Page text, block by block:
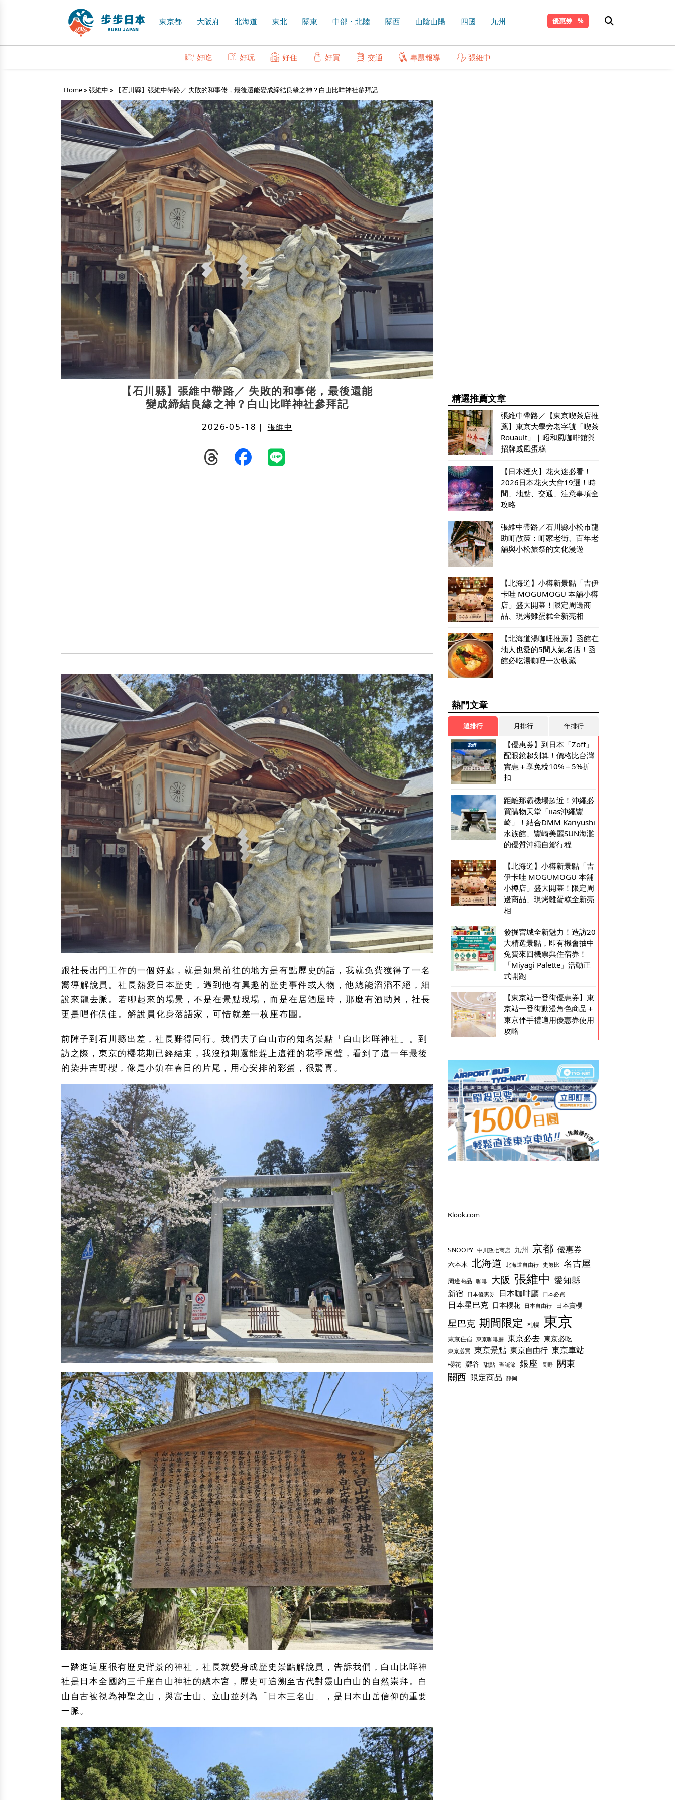
東京都 大阪府 北海道 東北 關東 中部・北陸 關西 山陰山陽 四國 九州 優惠券
好吃 好玩 好住 好買 交通 專題報導 張維中
Home» 張維中 » 【石川縣】張維中帶路／ 失敗的和事佬，最後還能變成締結良緣之神？白山比咩神社參拜記
【石川縣】張維中帶路／ 失敗的和事佬，最後還能
變成締結良緣之神？白山比咩神社參拜記
2026-05-18 ｜ 張維中
跟社長出門工作的一個好處，就是如果前往的地方是有點歷史的話，我就免費獲得了一名
嚮導解說員。社長熱愛日本歷史，遇到他有興趣的歷史事件或人物，他總能滔滔不絕，細
說來龍去脈。若聊起來的場景，不是在景點現場，而是在居酒屋時，那麼有酒助興，社長
更是唱作俱佳。解說員化身落語家，可惜就差一枚座布團。
前陣子到石川縣出差，社長難得同行。我們去了白山市的知名景點「白山比咩神社」。到
訪之際，東京的櫻花期已經結束，我沒預期還能趕上這裡的花季尾聲，看到了這一年最後
的染井吉野櫻，像是小鎮在春日的片尾，用心安排的彩蛋，很驚喜。
一踏進這座很有歷史背景的神社，社長就變身成歷史景點解說員，告訴我們，白山比咩神
社是日本全國約三千座白山神社的總本宮，歷史可追溯至古代對靈山白山的自然崇拜。白
山自古被視為神聖之山，與富士山、立山並列為「日本三名山」，是日本山岳信仰的重要
一脈。
精選推薦文章
張維中帶路／【東京喫茶店推
薦】東京大學旁老字號「喫茶
Rouault」｜昭和風咖啡館與
招牌戚風蛋糕
【日本煙火】花火迷必看！
2026日本花火大會19選！時
間、地點、交通、注意事項全
攻略
張維中帶路／石川縣小松市龍
助町散策：町家老街、百年老
舖與小松旅祭的文化漫遊
【北海道】小樽新景點「吉伊
卡哇 MOGUMOGU 本舖小樽
店」盛大開幕！限定周邊商
品、現烤雞蛋糕全新亮相
【北海道湯咖哩推薦】函館在
地人也愛的5間人氣名店！函
館必吃湯咖哩一次收藏
熱門文章
週排行 月排行 年排行
【優惠券】到日本「Zoff」
配眼鏡超划算！價格比台灣
實惠＋享免稅10%＋5%折
扣
距離那霸機場超近！沖繩必
買購物天堂「iias沖繩豐
崎」！結合DMM Kariyushi
水族館、豐崎美麗SUN海灘
的優質沖繩自駕行程
【北海道】小樽新景點「吉
伊卡哇 MOGUMOGU 本舖
小樽店」盛大開幕！限定周
邊商品、現烤雞蛋糕全新亮
相
發掘宮城全新魅力！造訪20
大精選景點，即有機會抽中
免費來回機票與住宿券！
「Miyagi Palette」活動正
式開跑
【東京站一番街優惠券】東
京站一番街動漫角色商品＋
東京伴手禮適用優惠券使用
攻略
Klook.com
SNOOPY 中川政七商店 九州 京都 優惠券
六本木 北海道 北海道自由行 史努比 名古屋
周邊商品 咖啡 大阪 張維中 愛知縣
新宿 日本優惠券 日本咖啡廳 日本必買
日本星巴克 日本櫻花 日本自由行 日本賞櫻
星巴克 期間限定 札幌 東京
東京住宿 東京咖啡廳 東京必去 東京必吃
東京必買 東京景點 東京自由行 東京車站
櫻花 澀谷 甜點 聖誕節 銀座 長野 關東
關西 限定商品 靜岡